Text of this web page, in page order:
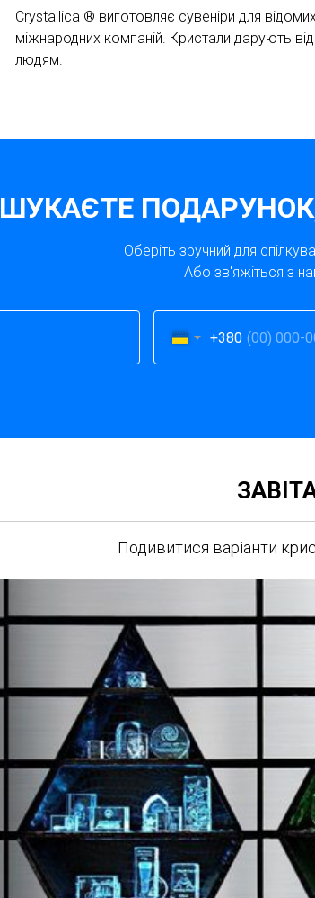
Crystallica ® виготовляє сувеніри для
міжнародних компаній. Кристали дарують
людям.
ШУКАЄТЕ
Оберіть зручний для
Або зв'яжіться з
+380
Подивитися варіанти